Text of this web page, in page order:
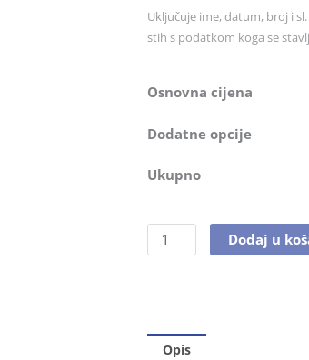
Uključuje ime, datum, broj i
stih s podatkom koga se
Osnovna cijena
Dodatne opcije
Ukupno
Dodaj u
Opis